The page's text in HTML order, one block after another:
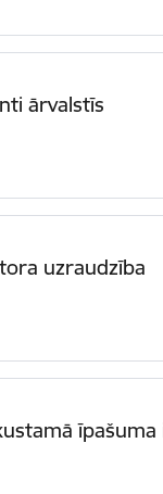
ārvalstīs
uzraudzība